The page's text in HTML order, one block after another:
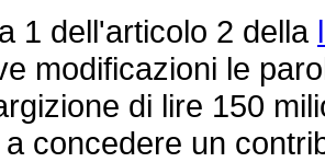
1 dell'articolo 2 della
modificazioni le
di lire 150
concedere un